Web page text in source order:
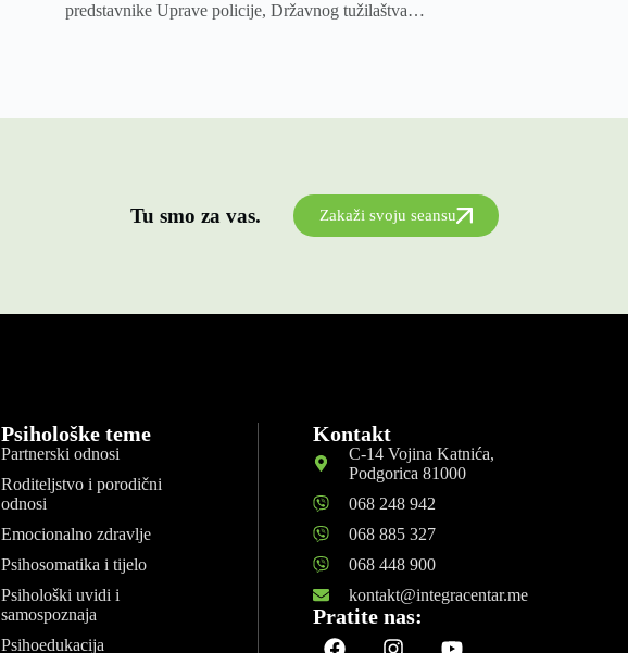
predstavnike Uprave policije, Državnog tužilaštva…
Tu smo za vas. Zakaži svoju seansu
Psihološke teme
Partnerski odnosi
Roditeljstvo i porodični
odnosi
Emocionalno zdravlje
Psihosomatika i tijelo
Psihološki uvidi i
samospoznaja
Psihoedukacija
Kontakt
C-14 Vojina Katnića,
Podgorica 81000
068 248 942
068 885 327
068 448 900
kontakt@integracentar.me
Pratite nas: